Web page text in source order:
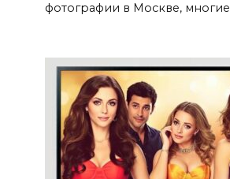
фотографии в Москве, многие